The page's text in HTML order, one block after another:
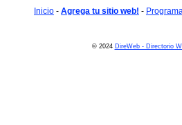
Inicio - Agrega tu sitio web! -
© 2024 DireWeb - Directorio